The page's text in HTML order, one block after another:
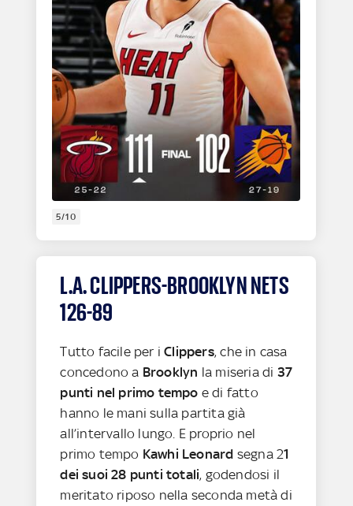
5/10
L.A. CLIPPERS-BROOKLYN NETS
126-89
Tutto facile per iClippers, che in casa
concedono a Brooklyn la miseria di 37
punti nel primo tempo e di fatto
hanno le mani sulla partita già
all’intervallo lungo. E proprio nel
primo tempo Kawhi Leonard segna 21
dei suoi 28 punti totali, godendosi il
meritato riposo nella seconda metà di